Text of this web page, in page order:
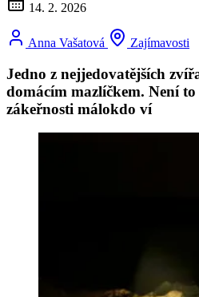
14. 2. 2026
Anna Vašatová Zajímavosti
Jedno z nejjedovatějších
domácím mazlíčkem. Není
zákeřnosti málokdo ví